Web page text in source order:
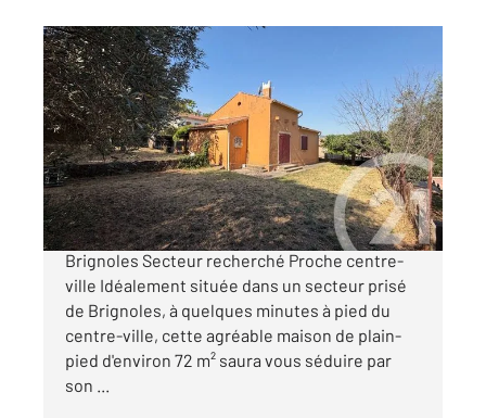
BRIGNOLES 83
73,30 m2, 4 pièces
Ref : 658
Maison à vendre
230 000 €
!! SOUS OFFRE !! Maison de plain-pied à
Brignoles Secteur recherché Proche centre-
ville Idéalement située dans un secteur prisé
de Brignoles, à quelques minutes à pied du
centre-ville, cette agréable maison de plain-
pied d'environ 72 m² saura vous séduire par
son ...